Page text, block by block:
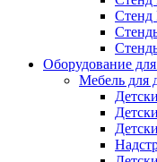
Стенд
Оборудование для
Мебель для